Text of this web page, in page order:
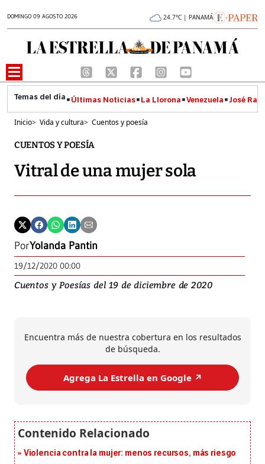
DOMINGO 09 AGOSTO 2026 24.7°C | PANAMÁ
Últimas Noticias La Llorona Venezuela José
Inicio> Vida y cultura> Cuentos y poesía
CUENTOS Y POESÍA
Vitral de una mujer sola
PorYolanda Pantin
19/12/2020 00:00
Cuentos y Poesías del 19 de diciembre de 2020
Encuentra más de nuestra cobertura en los resultados
de búsqueda.
Agrega La Estrella en Google ↗️
Violencia contra la mujer: menos recursos, más riesgo